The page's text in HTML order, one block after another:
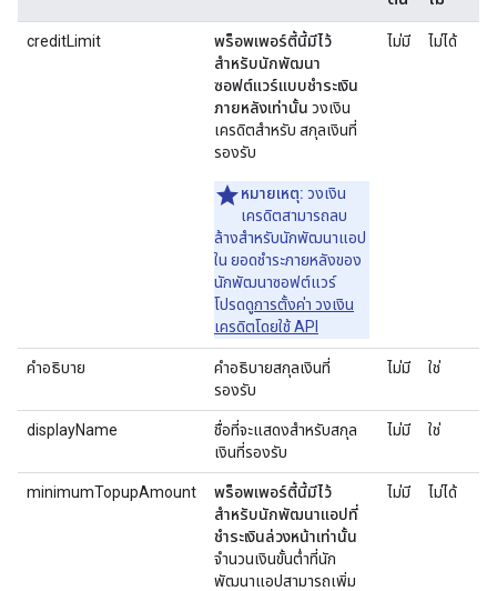
creditLimit
พร็อพเพอร์ตี้นี้มีไว้
สำหรับนักพัฒนา
ซอฟต์แวร์แบบชำระเงิน
ภายหลังเท่านั้น วงเงิน
เครดิตสำหรับ สกุลเงินที่
รองรับ
หมายเหตุ: วงเงิน
เครดิตสามารถลบ
ล้างสําหรับนักพัฒนาแอป
ใน ยอดชำระภายหลังของ
นักพัฒนาซอฟต์แวร์
โปรดดูการตั้งค่า วงเงิน
เครดิตโดยใช้ API
ไม่มี ไม่ได้
คำอธิบาย
คำอธิบายสกุลเงินที่
รองรับ
ไม่มี ใช่
displayName
ชื่อที่จะแสดงสำหรับสกุล
เงินที่รองรับ
ไม่มี ใช่
minimumTopupAmount
พร็อพเพอร์ตี้นี้มีไว้
สำหรับนักพัฒนาแอปที่
ชำระเงินล่วงหน้าเท่านั้น
จำนวนเงินขั้นต่ำที่นัก
พัฒนาแอปสามารถเพิ่ม
ไม่มี ไม่ได้